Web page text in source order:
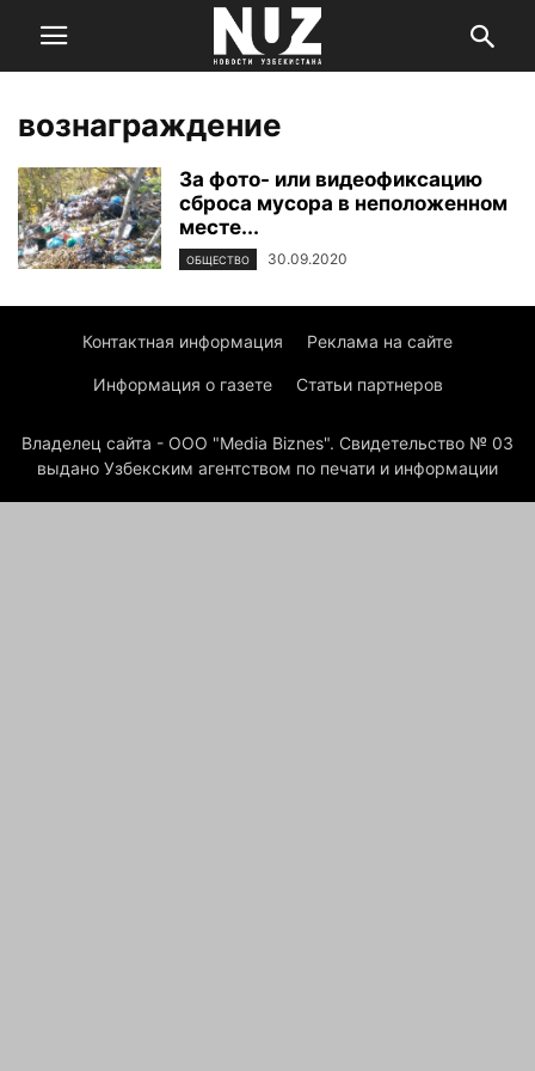
вознаграждение
За фото- или видеофиксацию
сброса мусора в неположенном
месте...
ОБЩЕСТВО 30.09.2020
Контактная информация Реклама на сайте
Информация о газете Статьи партнеров
Владелец сайта - ООО "Media Biznes". Свидетельство № 03
выдано Узбекским агентством по печати и информации